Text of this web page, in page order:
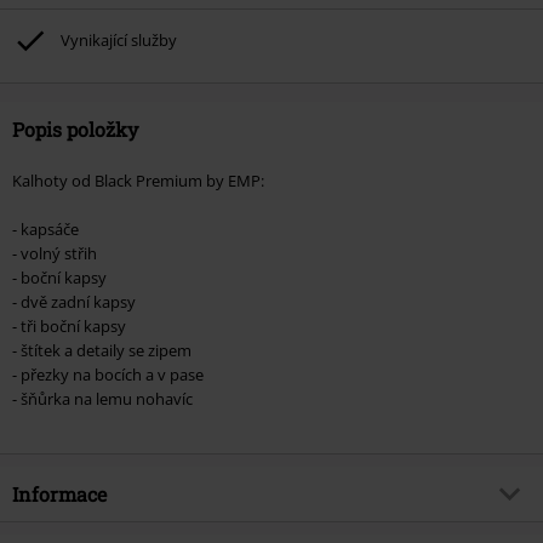
podpoříte nadaci.
Vynikající služby
Popis položky
Kalhoty od Black Premium by EMP:
- kapsáče
- volný střih
- boční kapsy
- dvě zadní kapsy
- tři boční kapsy
- štítek a detaily se zipem
- přezky na bocích a v pase
- šňůrka na lemu nohavíc
Informace